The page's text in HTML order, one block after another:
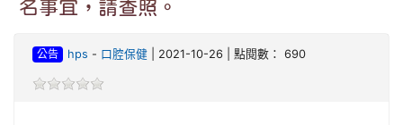
名事宜，請查照。
公告 hps - 口腔保健| 2021-10-26 | 點閱數： 690